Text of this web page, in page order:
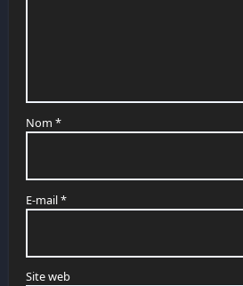
Nom *
E-mail*
Site web